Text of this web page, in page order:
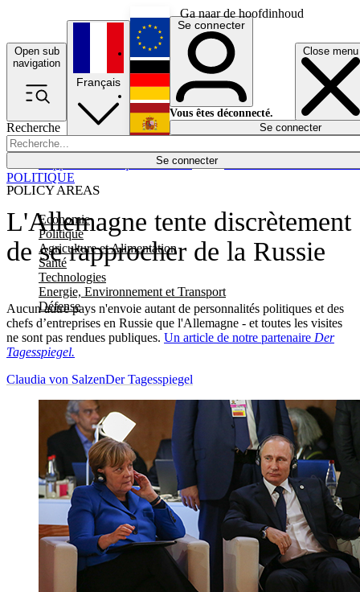
Ga naar de hoofdinhoud
Open sub
navigation
Close menu
Recherche
Se connecter
POLICY AREAS
Economie
Politique
Agriculture et Alimentation
Santé
Technologies
Energie, Environnement et Transport
Défense
Économie
Français
English
Deutsch
Español
Se connecter
Vous êtes déconnecté.
Se connecter
L'Allemagne tente discrètement
de se rapprocher de la Russie
Aucun autre pays n'envoie autant de personnalités politiques et des
chefs d’entreprises en Russie que l'Allemagne - et toutes les visites
ne sont pas rendues publiques. Un article de notre partenaire Der
Tagesspiegel.
POLITIQUE
Claudia von SalzenDer Tagesspiegel